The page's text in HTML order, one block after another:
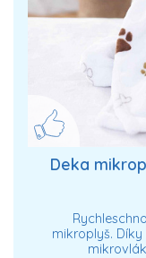
Deka
mikroplyš.